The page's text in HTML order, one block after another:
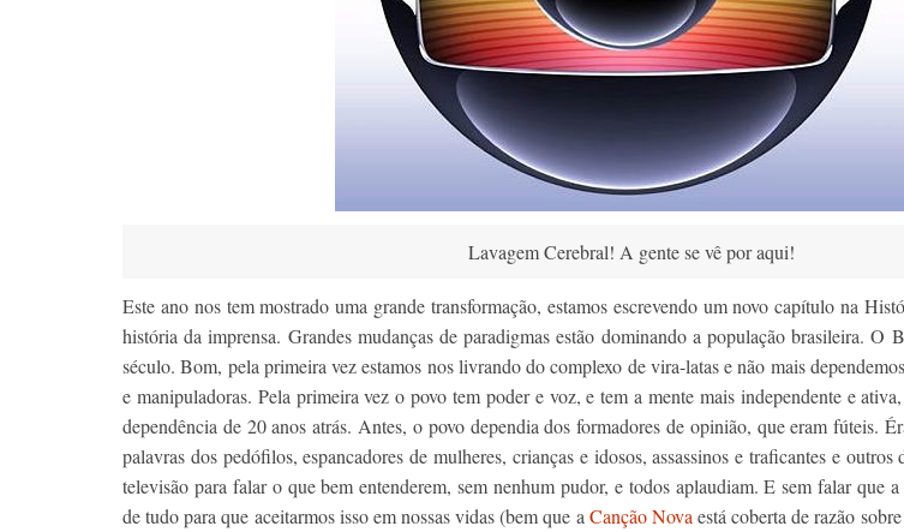
Lavagem Cerebral! A gente se vê por aqui!
Este ano nos tem mostrado uma grande transformação, estamos escrevendo um novo capítulo na
história da imprensa. Grandes mudanças de paradigmas estão dominando a população brasileira. O
século. Bom, pela primeira vez estamos nos livrando do complexo de vira-latas e não mais
e manipuladoras. Pela primeira vez o povo tem poder e voz, e tem a mente mais independente e
dependência de 20 anos atrás. Antes, o povo dependia dos formadores de opinião, que eram fúteis.
palavras dos pedófilos, espancadores de mulheres, crianças e idosos, assassinos e traficantes e outros
televisão para falar o que bem entenderem, sem nenhum pudor, e todos aplaudiam. E sem falar que
de tudo para que aceitarmos isso em nossas vidas (bem que a Canção Nova está coberta de razão